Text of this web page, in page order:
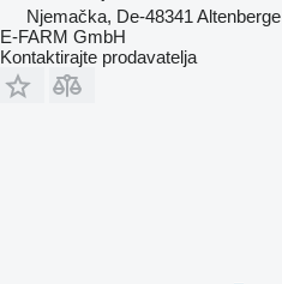
Njemačka, De-48341 Altenberge
E-FARM GmbH
Kontaktirajte prodavatelja